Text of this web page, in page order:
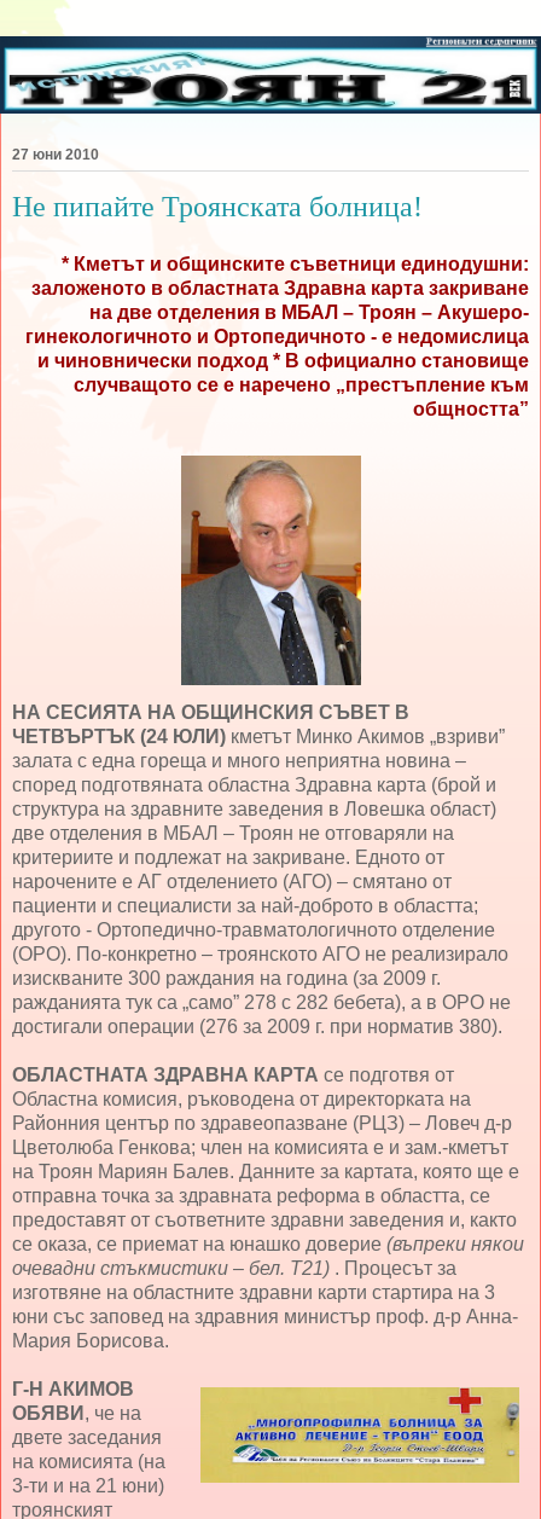
27 юни 2010
Не пипайте Троянската болница!
* Кметът и общинските съветници единодушни:
заложеното в областната Здравна карта закриване
на две отделения в МБАЛ – Троян – Акушеро-
гинекологичното и Ортопедичното - е недомислица
и чиновнически подход * В официално становище
случващото се е наречено „престъпление към
общността”
НА СЕСИЯТА НА ОБЩИНСКИЯ СЪВЕТ В
ЧЕТВЪРТЪК (24 ЮЛИ) кметът Минко Акимов „взриви”
залата с една гореща и много неприятна новина –
според подготвяната областна Здравна карта (брой и
структура на здравните заведения в Ловешка област)
две отделения в МБАЛ – Троян не отговаряли на
критериите и подлежат на закриване. Едното от
нарочените е АГ отделението (АГО) – смятано от
пациенти и специалисти за най-доброто в областта;
другото - Ортопедично-травматологичното отделение
(ОРО). По-конкретно – троянското АГО не реализирало
изискваните 300 раждания на година (за 2009 г.
ражданията тук са „само” 278 с 282 бебета), а в ОРО не
достигали операции (276 за 2009 г. при норматив 380).
ОБЛАСТНАТА ЗДРАВНА КАРТА се подготвя от
Областна комисия, ръководена от директорката на
Районния център по здравеопазване (РЦЗ) – Ловеч д-р
Цветолюба Генкова; член на комисията е и зам.-кметът
на Троян Мариян Балев. Данните за картата, която ще е
отправна точка за здравната реформа в областта, се
предоставят от съответните здравни заведения и, както
се оказа, се приемат на юнашко доверие (въпреки някои
очевадни стъкмистики – бел. Т21) . Процесът за
изготвяне на областните здравни карти стартира на 3
юни със заповед на здравния министър проф. д-р Анна-
Мария Борисова.
Г-Н АКИМОВ
ОБЯВИ , че на
двете заседания
на комисията (на
3-ти и на 21 юни)
троянският